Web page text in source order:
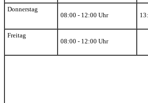
Donnerstag
08:00 - 12:00 Uhr
Freitag
08:00 - 12:00 Uhr